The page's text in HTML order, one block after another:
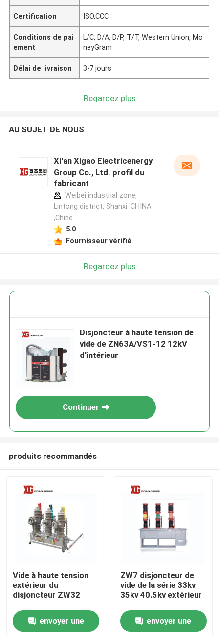
Maison
Produits
Au sujet de nous
Certification ISO,CCC
Conditions de pai
ement
L/C, D/A, D/P, T/T, Western Union, Mo
neyGram
Délai de livraison 3-7 jours
Regardez plus
AU SUJET DE NOUS
Xi'an Xigao Electricenergy
Group Co., Ltd. profil du
fabricant
Weibei industrial zone,
Lintong district, Shanxi. CHINA
,Chine
5.0
Fournisseur vérifié
Regardez plus
Disjoncteur à haute tension de
vide de ZN63A/VS1-12 12kV
d'intérieur
Continuer
produits recommandés
Vide à haute tension
extérieur du
disjoncteur ZW32
envoyer une
ZW7 disjoncteur de
vide de la série 33kv
35kv 40.5kv extérieur
envoyer une